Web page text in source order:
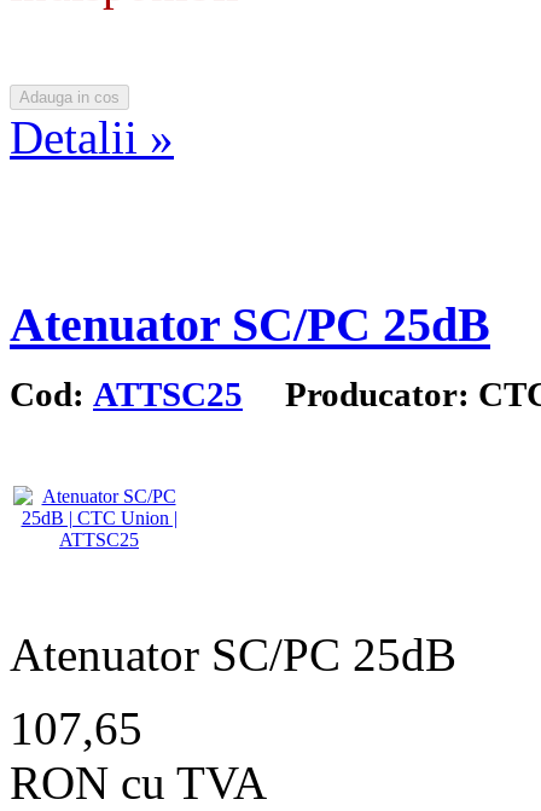
Detalii »
Atenuator SC/PC 25dB
Cod: ATTSC25 Producator:
Atenuator SC/PC 25dB
107,65
RON cu TVA